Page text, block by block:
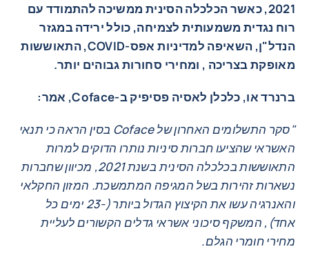
2021, כאשר הכלכלה הסינית ממשיכה להתמודד עם
רוח נגדית משמעותית לצמיחה, כולל ירידה במגזר
הנדל"ן, השאיפה למדיניות אפס-COVID, התאוששות
מאופקת בצריכה , ומחירי סחורות גבוהים יותר.
ברנרד או, כלכלן לאסיה פסיפיק ב-Coface, אמר:
"סקר התשלומים האחרון של Coface בסין הראה כי תנאי
האשראי שהציעו חברות סיניות נותרו הדוקים למרות
התאוששות בכלכלה הסינית בשנת 2021, מכיוון שחברות
נשארות זהירות בשל המגיפה המתמשכת. המזון החקלאי
והאנרגיה עשו את הקיצוץ הגדול ביותר (-23 ימים כל
אחד), המשקף סיכוני אשראי גדלים הקשורים לעליית
מחירי חומרי הגלם.